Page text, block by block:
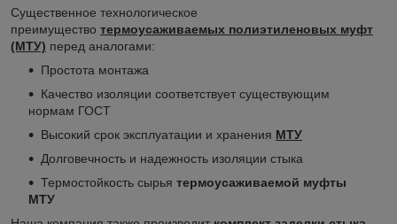
Существенное технологическое
преимущество термоусаживаемых полиэтиленовых муфт
(МТУ) перед аналогами:
Простота монтажа
Качество изоляции соответствует существующим
нормам ГОСТ
Высокий срок эксплуатации и хранения МТУ
Долговечность и надежность изоляции стыка
Термостойкость сырья термоусаживаемой муфты
МТУ